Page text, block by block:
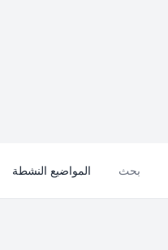
بحث المواضيع النشطة